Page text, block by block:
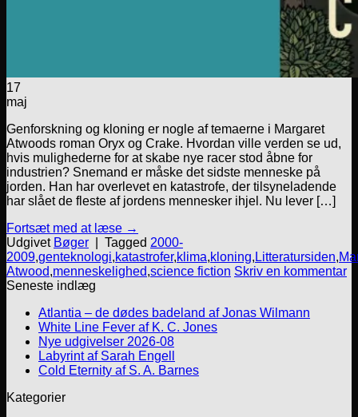
17
maj
Genforskning og kloning er nogle af temaerne i Margaret
Atwoods roman Oryx og Crake. Hvordan ville verden se ud,
hvis mulighederne for at skabe nye racer stod åbne for
industrien? Snemand er måske det sidste menneske på
jorden. Han har overlevet en katastrofe, der tilsyneladende
har slået de fleste af jordens mennesker ihjel. Nu lever […]
Fortsæt med at læse →
Udgivet Bøger Tagged 2000-
2009,genteknologi,katastrofer,klima,kloning, Litteratursiden,
Atwood,menneskelighed,science fiction Skriv en kommentar
Seneste indlæg
Atlantia – de dødes badeland af Jonas Wilmann
White Line Fever af K. C. Jones
Nye udgivelser 2026-08
Labyrint af Sarah Engell
Cold Eternity af S. A. Barnes
Kategorier